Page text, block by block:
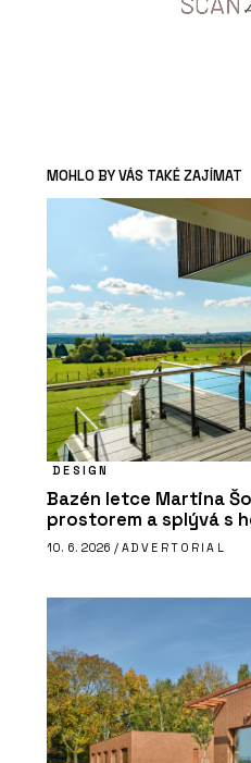
MOHLO BY VÁS TAKÉ ZAJÍMAT
DESIGN
Bazén letce Martina
prostorem a splývá s
10. 6. 2026 / ADVERTORIAL